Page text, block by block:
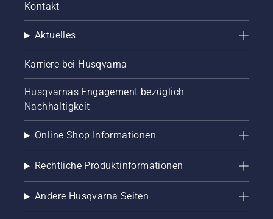
Kontakt
Aktuelles
Karriere bei Husqvarna
Husqvarnas Engagement bezüglich
Nachhaltigkeit
Online Shop Informationen
Rechtliche Produktinformationen
Andere Husqvarna Seiten